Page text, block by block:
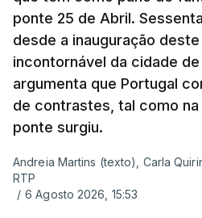
ponte 25 de Abril.
desde a inauguração
incontornável da cidade
argumenta que Portugal
de contrastes, tal como
ponte surgiu.
Andreia Martins (texto), Carla
RTP
/ 6 Agosto 2026, 15:53